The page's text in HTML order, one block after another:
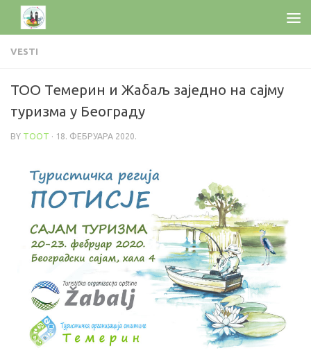
VESTI
ТОО Темерин и Жабаљ заједно на сајму
туризма у Београду
BY TOOT · 18. ФЕБРУАРА 2020.